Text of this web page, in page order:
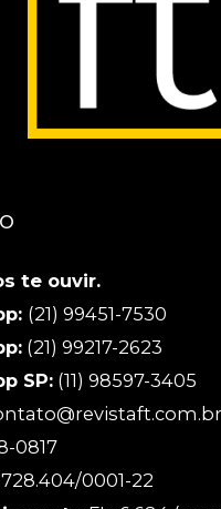
te ouvir.
(21) 99451-7530
(21) 99217-2623
SP: (11) 98597-3405
0817
0001-22